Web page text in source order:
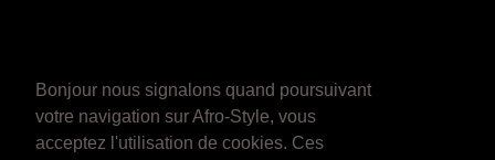
Bonjour nous signalons quand poursuivant
votre navigation sur Afro-Style, vous
acceptez l'utilisation de cookies. Ces